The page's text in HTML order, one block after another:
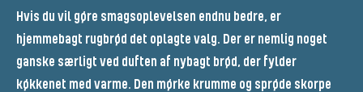
Hvis du vil gøre smagsoplevelsen endnu bedre, er
hjemmebagt rugbrød det oplagte valg. Der er nemlig noget
ganske særligt ved duften af nybagt brød, der fylder
køkkenet med varme. Den mørke krumme og sprøde skorpe